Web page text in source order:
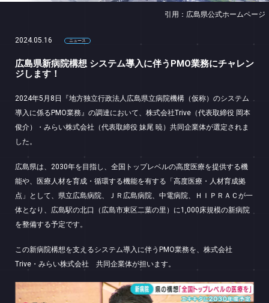
引用：広島県公式ホームページ
2024.05.16 ニュース
広島県新病院構想 システム導入に伴うPMO業務にチャレン
ジします！
2024年5月8日『地方独立行政法人広島県立病院機構（仮称）のシステム
導入に係るPMO業務』の調達において、株式会社Trive（代表取締役 岡本
俊介）・みらい株式会社（代表取締役 妹尾 暁）共同企業体が選定されま
した。
広島県は、2030年を目指し、全国トップレベルの高度医療を提供する機
能や、医療人材を育成・循環する機能を有する「高度医療・人材育成拠
点」として、県立広島病院、ＪＲ広島病院、中電病院、ＨＩＰＲＡＣが一
体となり、広島駅の北口（広島市東区二葉の里）に1,000床規模の新病院
を整備する予定です。
この新病院構想を支えるシステム導入に伴うPMO業務を、株式会社
Trive・みらい株式会社 共同企業体が担います。